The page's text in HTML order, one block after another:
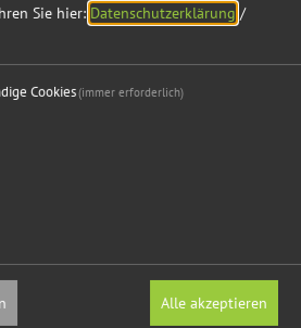
Leaflet bereitgestellte externe
Sie hier: Datenschutzerklärung /
Cookies(immer erforderlich)
Alle akzeptieren